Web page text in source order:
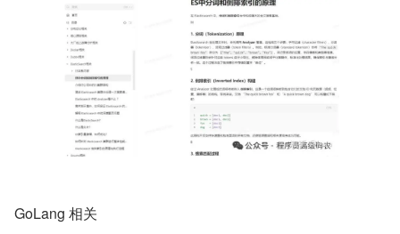
GoLang 相关